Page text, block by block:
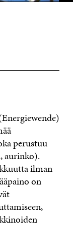
perustuu
aurinko).
ilman
on